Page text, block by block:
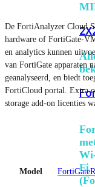
Fi
De FortiAnalyzer Cloud
hardware of FortiGate-
en analytics kunnen
van FortiGate apparaten
geanalyseerd, en biedt
FortiCloud portal. Extra
storage add-on licenties
Model